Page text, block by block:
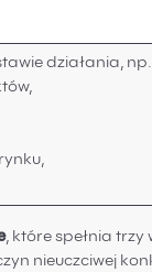
działania,
, które spełnia trzy
nieuczciwej